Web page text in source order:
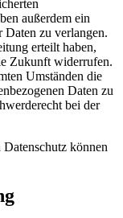
außerdem ein
zu verlangen.
erteilt haben,
Zukunft widerrufen.
Umständen die
Daten zu
bei der
können